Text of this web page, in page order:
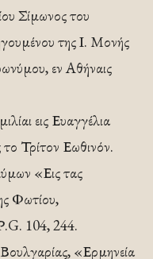
Σίμωνος του
της Ι. Μονής
εν Αθήναις
εις Ευαγγέλια
Τρίτον Εωθινόν.
«Εις τας
Φωτίου,
104, 244.
«Ερμηνεία